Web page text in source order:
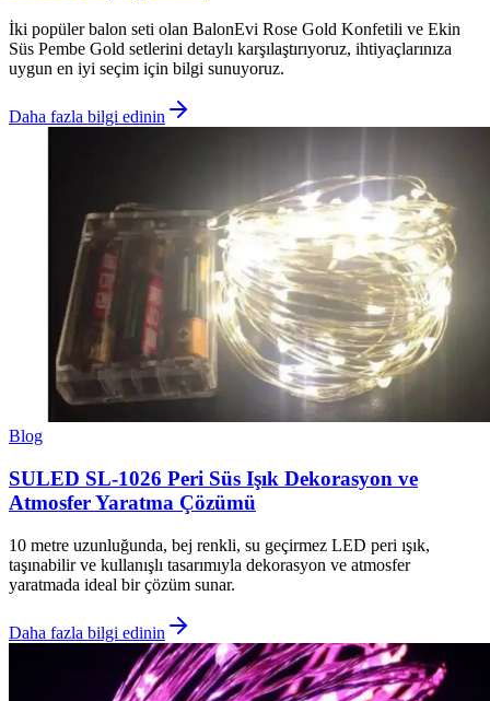
İki popüler balon seti olan BalonEvi Rose Gold Konfetili ve Ekin
Süs Pembe Gold setlerini detaylı karşılaştırıyoruz, ihtiyaçlarınıza
uygun en iyi seçim için bilgi sunuyoruz.
Daha fazla bilgi edinin
Blog
SULED SL-1026 Peri Süs Işık Dekorasyon ve
Atmosfer Yaratma Çözümü
10 metre uzunluğunda, bej renkli, su geçirmez LED peri ışık,
taşınabilir ve kullanışlı tasarımıyla dekorasyon ve atmosfer
yaratmada ideal bir çözüm sunar.
Daha fazla bilgi edinin